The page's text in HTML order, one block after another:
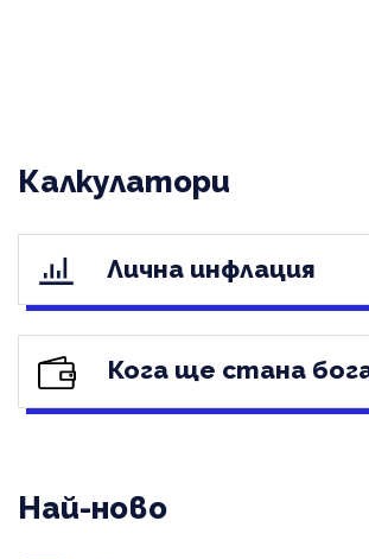
Калкулатори
Лична инфлация
Кога ще стана
Най-ново